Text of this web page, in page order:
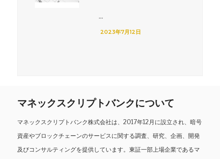
...
2023年7月12日
マネックスクリプトバンクについて
マネックスクリプトバンク株式会社は、2017年12月に設立され、暗号
資産やブロックチェーンのサービスに関する調査、研究、企画、開発
及びコンサルティングを提供しています。東証一部上場企業であるマ